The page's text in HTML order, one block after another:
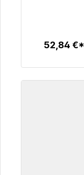
52,84 €*